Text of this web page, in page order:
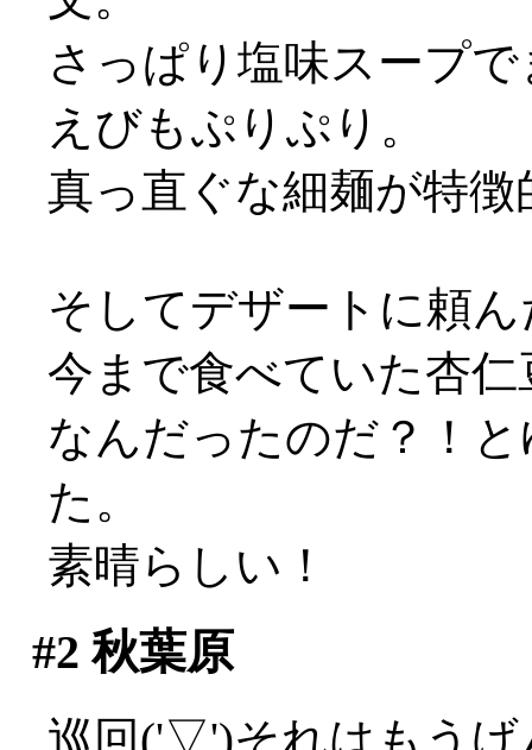
さっぱり塩味スープ
えびもぷりぷり。
真っ直ぐな細麺が特徴
そしてデザートに頼
今まで食べていた杏
なんだったのだ？！
た。
素晴らしい！
#2 秋葉原
巡回('▽')それはもうげ